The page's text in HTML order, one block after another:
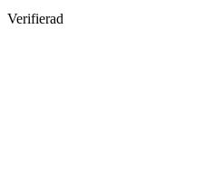
Verifierad